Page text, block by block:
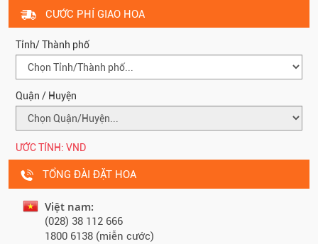
CƯỚC PHÍ GIAO HOA
Tỉnh/ Thành phố
Quận / Huyện
ƯỚC TÍNH: VND
TỔNG ĐÀI ĐẶT HOA
Việt nam:
(028) 38 112 666
1800 6138 (miễn cước)